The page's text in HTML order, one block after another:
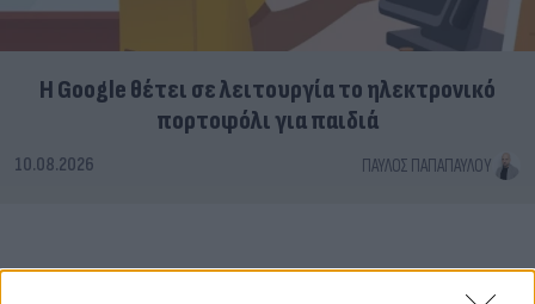
Η Google θέτει σε λειτουργία το ηλεκτρονικό
πορτοφόλι για παιδιά
10.08.2026 ΠΑΎΛΟΣ ΠΑΠΑΠΑΎΛΟΥ